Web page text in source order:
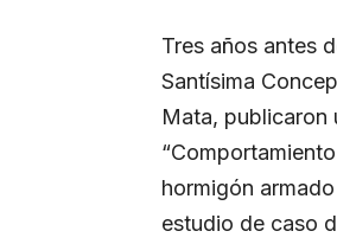
Tres años antes
Santísima
Mata, publicaron
hormigón
estudio de caso